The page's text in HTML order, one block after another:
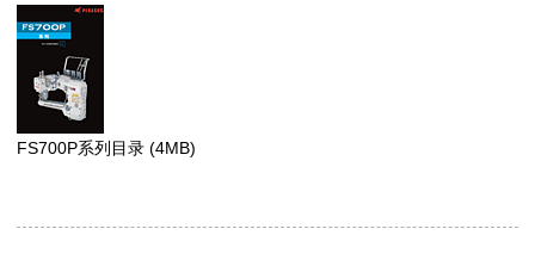
FS700P系列目录 (4MB)